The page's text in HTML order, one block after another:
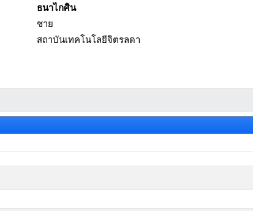
ธนาไกศิน
ชาย
สถาบันเทคโนโลยีจิตรลดา